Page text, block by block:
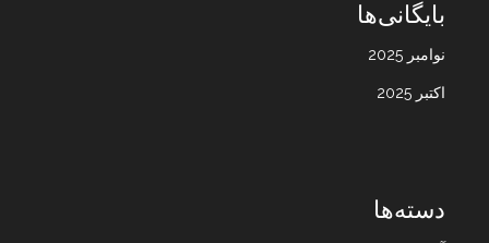
بایگانی‌ها
نوامبر 2025
اکتبر 2025
دسته‌ها